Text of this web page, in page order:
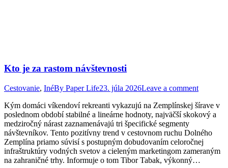
Kto je za rastom návštevnosti
Cestovanie, InéBy Paper Life23. júla 2026Leave a comment
Kým domáci víkendoví rekreanti vykazujú na Zemplínskej šírave v
poslednom období stabilné a lineárne hodnoty, najväčší skokový a
medziročný nárast zaznamenávajú tri špecifické segmenty
návštevníkov. Tento pozitívny trend v cestovnom ruchu Dolného
Zemplína priamo súvisí s postupným dobudovaním celoročnej
infraštruktúry vodných svetov a cieleným marketingom zameraným
na zahraničné trhy. Informuje o tom Tibor Tabak, výkonný…